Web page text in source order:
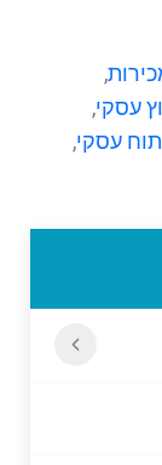
,
עסקי,
עסקי,